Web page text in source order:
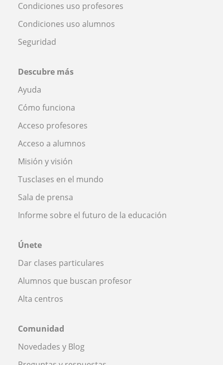
Condiciones uso profesores
Condiciones uso alumnos
Seguridad
Descubre más
Ayuda
Cómo funciona
Acceso profesores
Acceso a alumnos
Misión y visión
Tusclases en el mundo
Sala de prensa
Informe sobre el futuro de la educación
Únete
Dar clases particulares
Alumnos que buscan profesor
Alta centros
Comunidad
Novedades y Blog